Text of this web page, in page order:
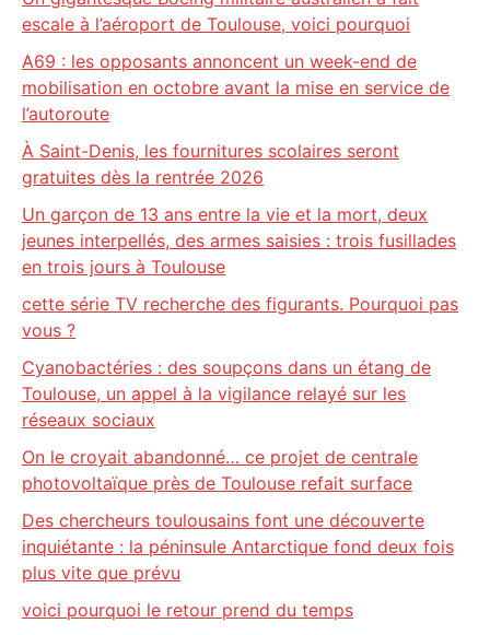
escale à l’aéroport de Toulouse, voici pourquoi
A69 : les opposants annoncent un week-end de
mobilisation en octobre avant la mise en service de
l’autoroute
À Saint-Denis, les fournitures scolaires seront
gratuites dès la rentrée 2026
Un garçon de 13 ans entre la vie et la mort, deux
jeunes interpellés, des armes saisies : trois fusillades
en trois jours à Toulouse
cette série TV recherche des figurants. Pourquoi pas
vous ?
Cyanobactéries : des soupçons dans un étang de
Toulouse, un appel à la vigilance relayé sur les
réseaux sociaux
On le croyait abandonné… ce projet de centrale
photovoltaïque près de Toulouse refait surface
Des chercheurs toulousains font une découverte
inquiétante : la péninsule Antarctique fond deux fois
plus vite que prévu
voici pourquoi le retour prend du temps